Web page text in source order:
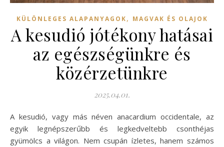
KÜLÖNLEGES ALAPANYAGOK, MAGVAK ÉS OLAJOK
A kesudió jótékony hatásai
az egészségünkre és
közérzetünkre
2025.04.01.
A kesudió, vagy más néven anacardium occidentale, az
egyik legnépszerűbb és legkedveltebb csonthéjas
gyümölcs a világon. Nem csupán ízletes, hanem számos